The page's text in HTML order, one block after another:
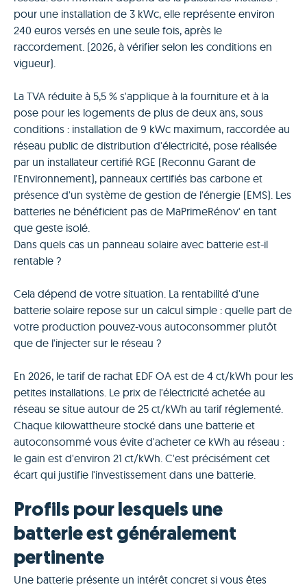
pour une installation de 3 kWc, elle représente environ
240 euros versés en une seule fois, après le
raccordement. (2026, à vérifier selon les conditions en
vigueur).
La TVA réduite à 5,5 % s'applique à la fourniture et à la
pose pour les logements de plus de deux ans, sous
conditions : installation de 9 kWc maximum, raccordée au
réseau public de distribution d'électricité, pose réalisée
par un installateur certifié RGE (Reconnu Garant de
l'Environnement), panneaux certifiés bas carbone et
présence d'un système de gestion de l'énergie (EMS). Les
batteries ne bénéficient pas de MaPrimeRénov' en tant
que geste isolé.
Dans quels cas un panneau solaire avec batterie est-il
rentable ?
Cela dépend de votre situation. La rentabilité d'une
batterie solaire repose sur un calcul simple : quelle part de
votre production pouvez-vous autoconsommer plutôt
que de l'injecter sur le réseau ?
En 2026, le tarif de rachat EDF OA est de 4 ct/kWh pour les
petites installations. Le prix de l'électricité achetée au
réseau se situe autour de 25 ct/kWh au tarif réglementé.
Chaque kilowattheure stocké dans une batterie et
autoconsommé vous évite d'acheter ce kWh au réseau :
le gain est d'environ 21 ct/kWh. C'est précisément cet
écart qui justifie l'investissement dans une batterie.
Profils pour lesquels une
batterie est généralement
pertinente
Une batterie présente un intérêt concret si vous êtes